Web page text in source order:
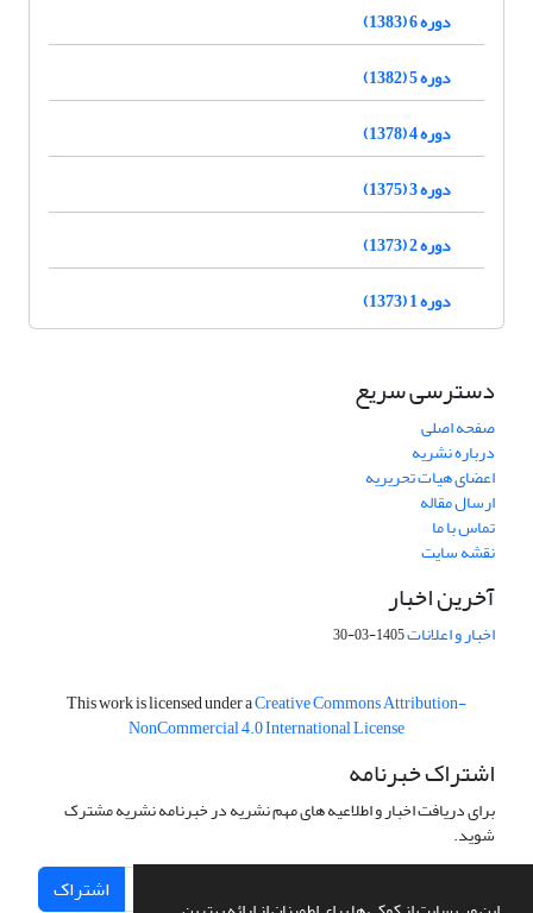
دوره 6 (1383)
دوره 5 (1382)
دوره 4 (1378)
دوره 3 (1375)
دوره 2 (1373)
دوره 1 (1373)
دسترسی سریع
صفحه اصلی
درباره نشریه
اعضای هیات تحریریه
ارسال مقاله
تماس با ما
نقشه سایت
آخرین اخبار
اخبار و اعلانات1405-03-30
This work is licensed under aCreative Commons Attribution-
NonCommercial 4.0 International License
اشتراک خبرنامه
برای دریافت اخبار و اطلاعیه های مهم نشریه در خبرنامه نشریه مشترک
شوید.
اشتراک